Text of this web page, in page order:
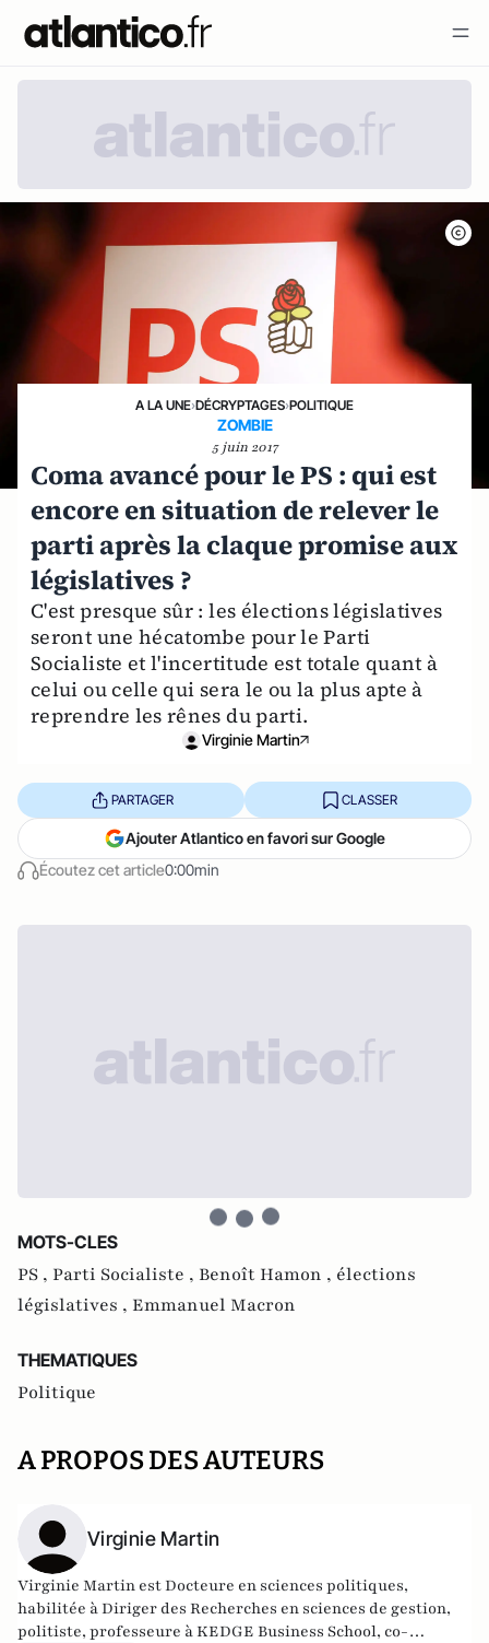
A LA UNE›DÉCRYPTAGES›POLITIQUE
ZOMBIE
5 juin 2017
Coma avancé pour le PS : qui est
encore en situation de relever le
parti après la claque promise aux
législatives ?
C'est presque sûr : les élections législatives
seront une hécatombe pour le Parti
Socialiste et l'incertitude est totale quant à
celui ou celle qui sera le ou la plus apte à
reprendre les rênes du parti.
Virginie Martin
Écoutez cet article0:00min
PARTAGER CLASSER
Ajouter Atlantico en favori sur Google
MOTS-CLES
PS , Parti Socialiste , Benoît Hamon , élections
législatives , Emmanuel Macron
THEMATIQUES
Politique
A PROPOS DES AUTEURS
Virginie Martin
Virginie Martin est Docteure en sciences politiques,
habilitée à Diriger des Recherches en sciences de gestion,
politiste, professeure à KEDGE Business School, co-